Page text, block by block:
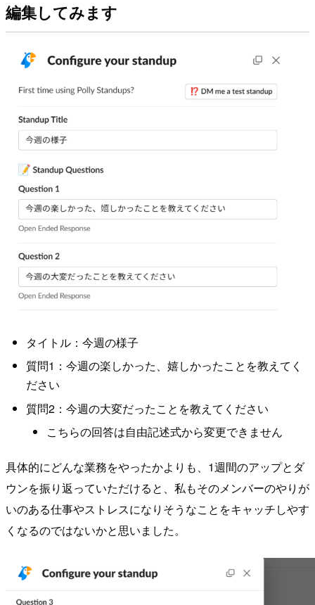
編集してみます
タイトル：今週の様子
質問1：今週の楽しかった、嬉しかったことを教えてく
ださい
質問2：今週の大変だったことを教えてください
こちらの回答は自由記述式から変更できません
具体的にどんな業務をやったかよりも、1週間のアップとダ
ウンを振り返っていただけると、私もそのメンバーのやりが
いのある仕事やストレスになりそうなことをキャッチしやす
くなるのではないかと思いました。